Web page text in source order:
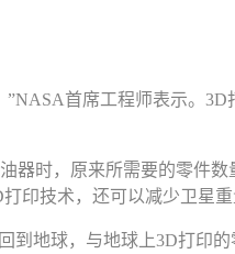
首席工程师表示。
时，原来所需要的零件
印技术，还可以减少卫星重
到地球，与地球上3D打印